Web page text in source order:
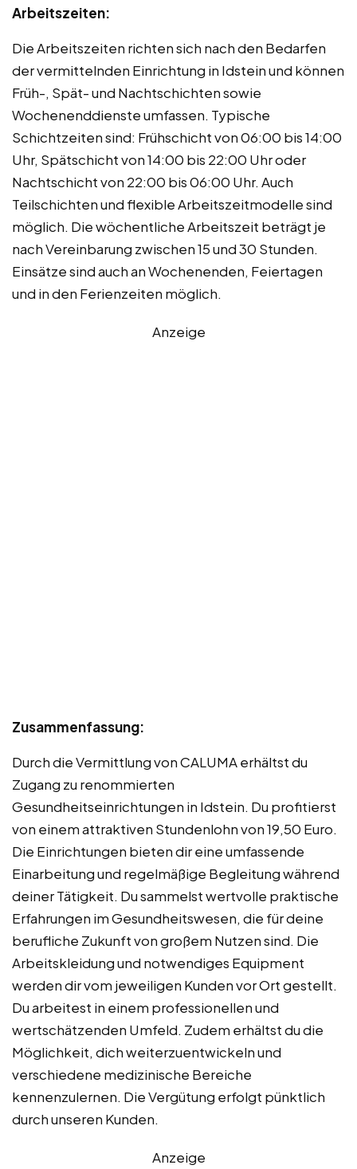
Arbeitszeiten:
Die Arbeitszeiten richten sich nach den Bedarfen
der vermittelnden Einrichtung in Idstein und können
Früh-, Spät- und Nachtschichten sowie
Wochenenddienste umfassen. Typische
Schichtzeiten sind: Frühschicht von 06:00 bis 14:00
Uhr, Spätschicht von 14:00 bis 22:00 Uhr oder
Nachtschicht von 22:00 bis 06:00 Uhr. Auch
Teilschichten und flexible Arbeitszeitmodelle sind
möglich. Die wöchentliche Arbeitszeit beträgt je
nach Vereinbarung zwischen 15 und 30 Stunden.
Einsätze sind auch an Wochenenden, Feiertagen
und in den Ferienzeiten möglich.
Anzeige
Zusammenfassung:
Durch die Vermittlung von CALUMA erhältst du
Zugang zu renommierten
Gesundheitseinrichtungen in Idstein. Du profitierst
von einem attraktiven Stundenlohn von 19,50 Euro.
Die Einrichtungen bieten dir eine umfassende
Einarbeitung und regelmäßige Begleitung während
deiner Tätigkeit. Du sammelst wertvolle praktische
Erfahrungen im Gesundheitswesen, die für deine
berufliche Zukunft von großem Nutzen sind. Die
Arbeitskleidung und notwendiges Equipment
werden dir vom jeweiligen Kunden vor Ort gestellt.
Du arbeitest in einem professionellen und
wertschätzenden Umfeld. Zudem erhältst du die
Möglichkeit, dich weiterzuentwickeln und
verschiedene medizinische Bereiche
kennenzulernen. Die Vergütung erfolgt pünktlich
durch unseren Kunden.
Anzeige